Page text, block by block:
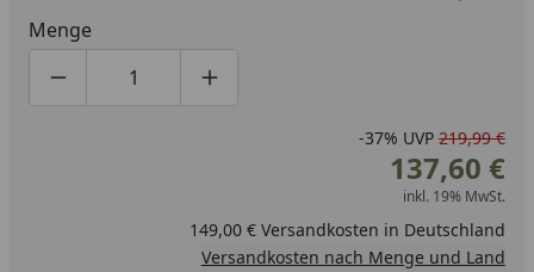
Menge
Produktmenge um eins verringern
Produktmenge manuell eingeben
Produktmenge um eins erhöhen
-37% UVP 219,99 €
137,60 €
inkl. 19% MwSt.
149,00 € Versandkosten in Deutschland
Versandkosten nach Menge und Land